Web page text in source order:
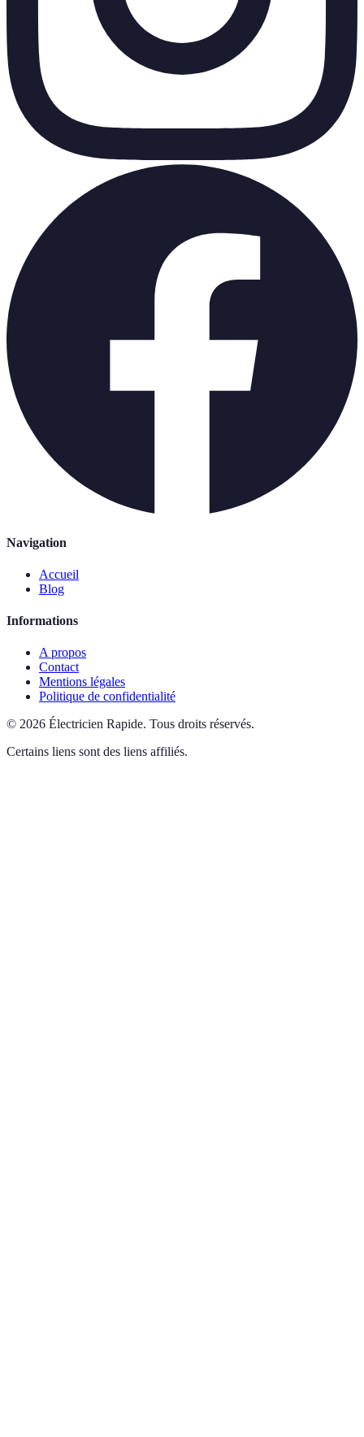
Navigation
Accueil
Blog
Informations
A propos
Contact
Mentions légales
Politique de confidentialité
© 2026 Électricien Rapide. Tous droits réservés.
Certains liens sont des liens affiliés.